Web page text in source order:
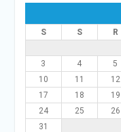
S S R
3
4 5
10
11 12
17
18 19
24
25 26
31